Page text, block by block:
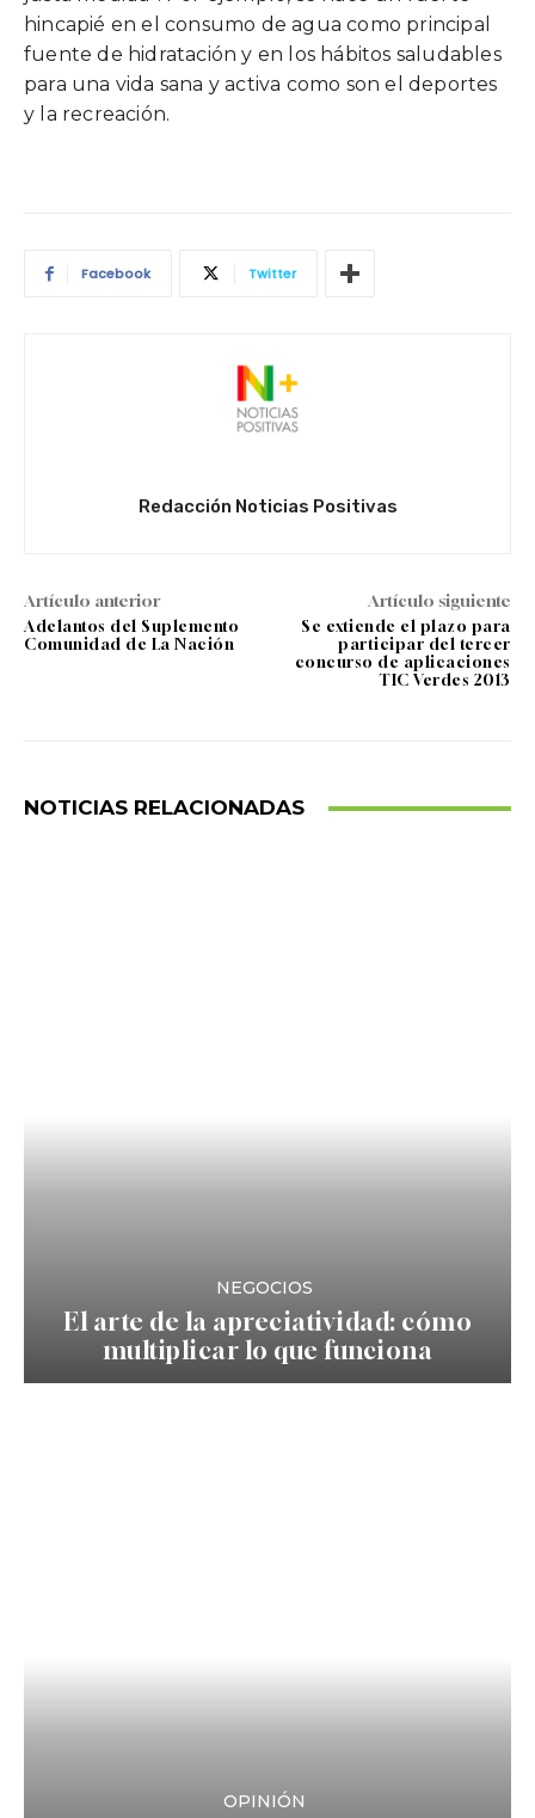
hincapié en el consumo de agua como principal
fuente de hidratación y en los hábitos saludables
para una vida sana y activa como son el deportes
y la recreación.
Facebook Twitter
Redacción Noticias Positivas
Artículo anterior
Adelantos del Suplemento
Comunidad de La Nación
Artículo siguiente
Se extiende el plazo para
participar del tercer
concurso de aplicaciones
TIC Verdes 2013
NOTICIAS RELACIONADAS
NEGOCIOS
El arte de la apreciatividad: cómo
multiplicar lo que funciona
OPINIÓN